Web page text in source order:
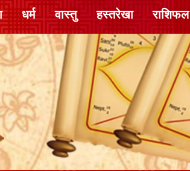
धर्म वास्तु हस्तरेखा राशिफल